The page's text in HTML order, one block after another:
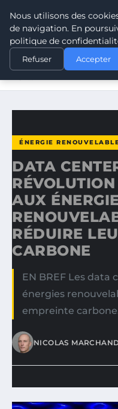
CLIMATE
ACCUEIL
ÉNERGIE
DATA CENTERS : VERS
ÉNERGIE
DATA
AUX
RÉDUIRE
CARBONE
EN BREF Les
énergies
empreinte
NICOLAS
Nous utilisons des
de navigation. En
politique de
Refuser Accepter